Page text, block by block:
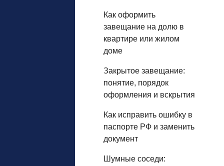
Как оформить
завещание на долю в
квартире или жилом
доме
Закрытое завещание:
понятие, порядок
оформления и вскрытия
Как исправить ошибку в
паспорте РФ и заменить
документ
Шумные соседи: